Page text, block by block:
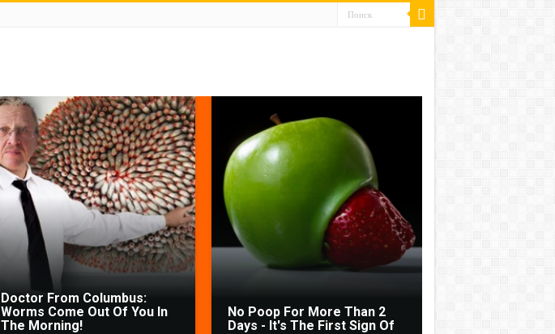
Doctor From Columbus:
Worms Come Out Of You In
The Morning!
No Poop For More Than 2
Days - It's The First Sign Of